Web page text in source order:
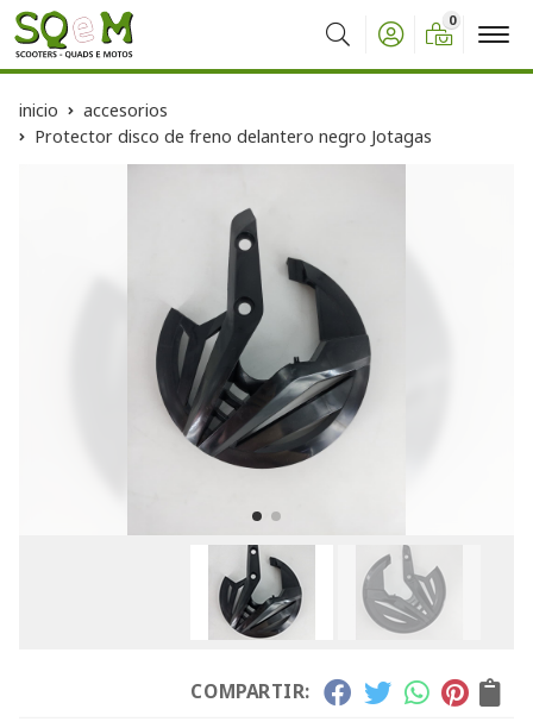
Buscar
0
inicio
accesorios
Protector disco de freno delantero negro Jotagas
COMPARTIR: